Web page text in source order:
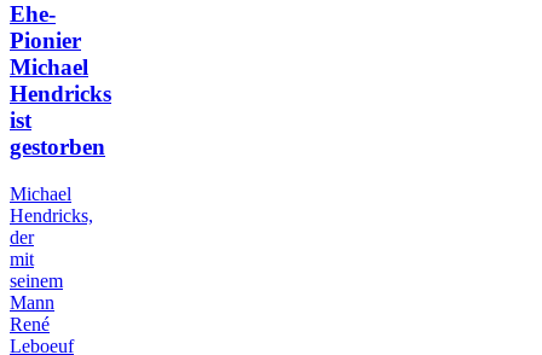
Ehe-
Pionier
Michael
Hendricks
ist
gestorben
Michael
Hendricks,
der
mit
seinem
Mann
René
Leboeuf